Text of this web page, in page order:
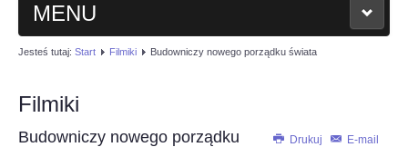
MENU
HOME
WIADOMOŚCI
Jesteś tutaj: Start Filmiki Budowniczy nowego porządku świata
Filmiki
Drukuj E-mail
Budowniczy nowego porządku